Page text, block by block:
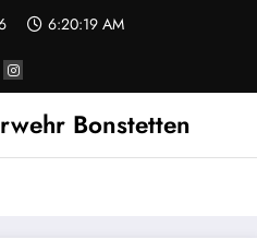
6:20:19 AM
Bonstetten